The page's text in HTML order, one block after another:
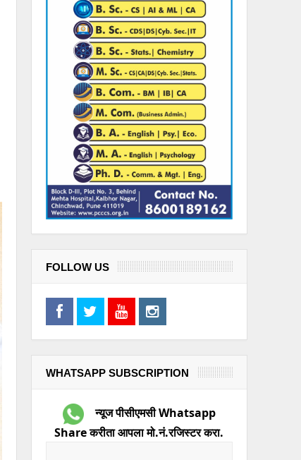
FOLLOW US
WHATSAPP SUBSCRIPTION
न्यूज पीसीएमसी Whatsapp
Share करीता आपला मो.नं.रजिस्टर करा.